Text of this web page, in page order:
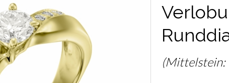
(Mittelstein: